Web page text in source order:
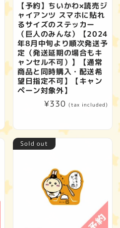
【予約】ちいかわ×読売ジ
ャイアンツ スマホに貼れ
るサイズのステッカー
（巨人のみんな）【2024
年8月中旬より順次発送予
定（発送延期の場合もキ
ャンセル不可）】【通常
商品と同時購入・配送希
望日指定不可】【キャン
ペーン対象外】
Regular
¥330 (tax included)
Sold out